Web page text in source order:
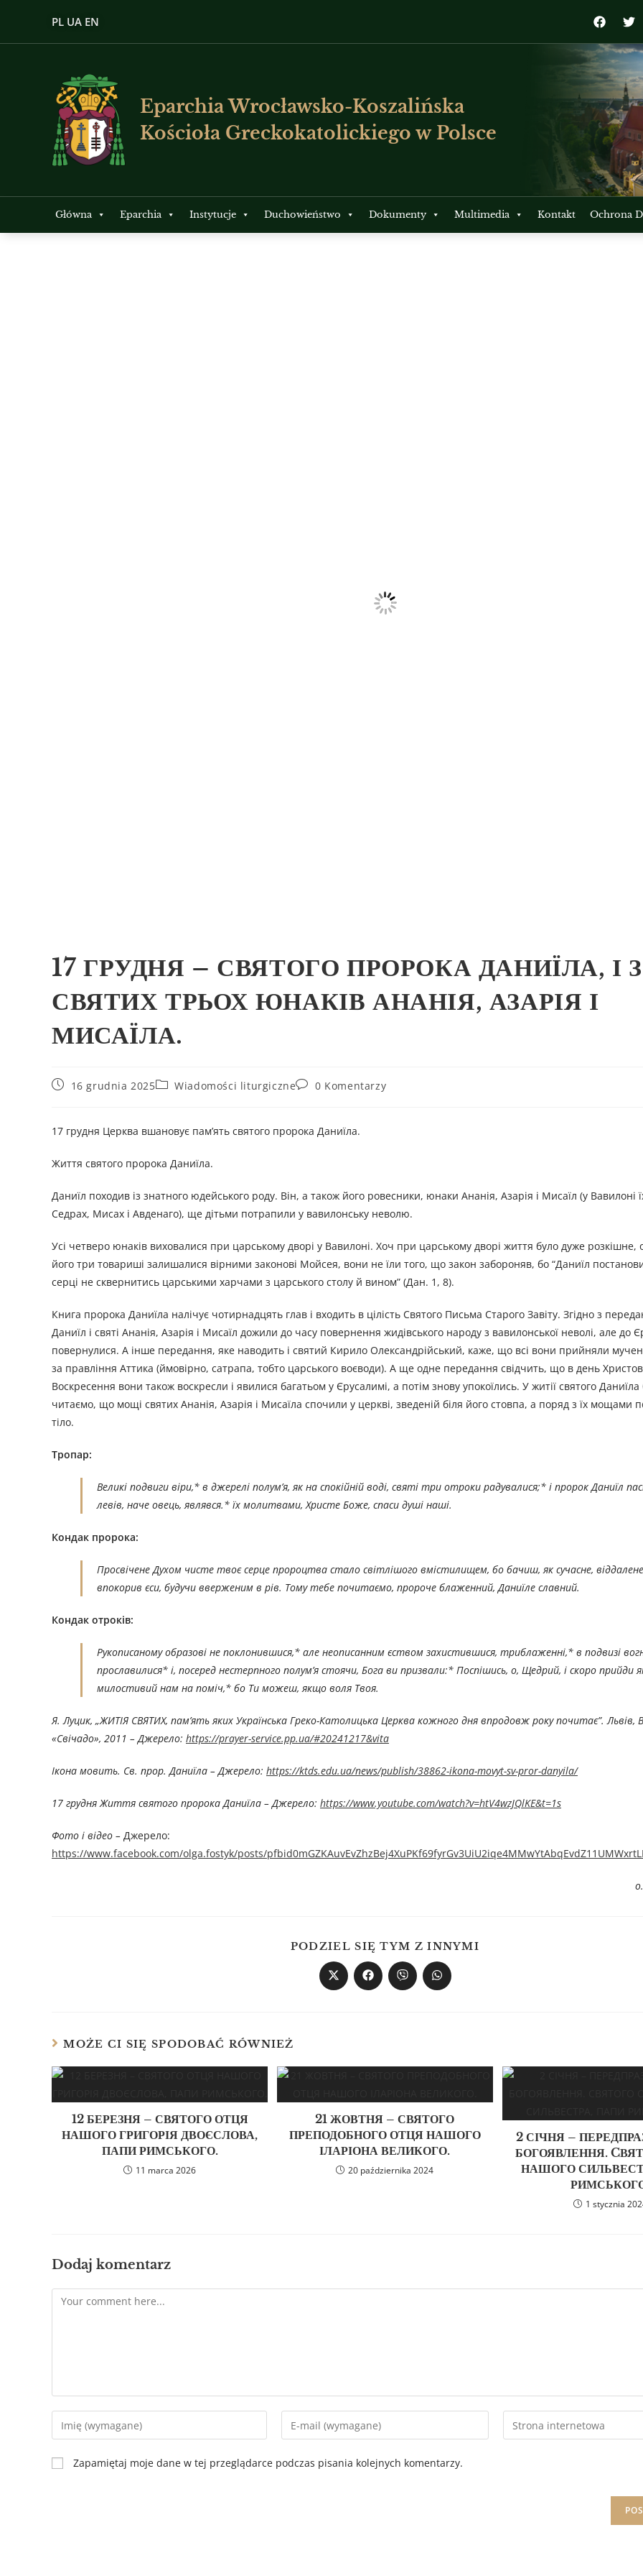
PL UA EN
Eparchia Wrocławsko-Koszalińska
Kościoła Greckokatolickiego w Polsce
Główna Eparchia Instytucje Duchowieństwo Dokumenty Multimedia Kontakt Ochrona
17 ГРУДНЯ – СВЯТОГО ПРОРОКА ДАНИЇЛА, І З
СВЯТИХ ТРЬОХ ЮНАКІВ АНАНІЯ, АЗАРІЯ І
МИСАЇЛА.
16 grudnia 2025 Wiadomości liturgiczne 0 Komentarzy
17 грудня Церква вшановує пам’ять святого пророка Даниїла.
Життя святого пророка Даниїла.
Даниїл походив із знатного юдейського роду. Він, а також його ровесники, юнаки Ананія, Азарія і Мисаїл (у Вавилоні
Седрах, Мисах і Авденаго), ще дітьми потрапили у вавилонську неволю.
Усі четверо юнаків виховалися при царському дворі у Вавилоні. Хоч при царському дворі життя було дуже розкішне,
його три товариші залишалися вірними законові Мойсея, вони не їли того, що закон забороняв, бо “Даниїл
серці не сквернитись царськими харчами з царського столу й вином” (Дан. 1, 8).
Книга пророка Даниїла налічує чотирнадцять глав і входить в цілість Святого Письма Старого Завіту. Згідно з
Даниїл і святі Ананія, Азарія і Мисаїл дожили до часу повернення жидівського народу з вавилонської неволі, але до
повернулися. А інше передання, яке наводить і святий Кирило Олександрійський, каже, що всі вони прийняли
за правління Аттика (ймовірно, сатрапа, тобто царського воєводи). А ще одне передання свідчить, що в день
Воскресення вони також воскресли і явилися багатьом у Єрусалимі, а потім знову упокоїлись. У житії святого
читаємо, що мощі святих Ананія, Азарія і Мисаїла спочили у церкві, зведеній біля його стовпа, а поряд з їх мощами
тіло.
Тропар:
Великі подвиги віри,* в джерелі полум’я, як на спокійній воді, святі три отроки радувалися;* і пророк Даниїл
левів, наче овець, являвся.* їх молитвами, Христе Боже, спаси душі наші.
Кондак пророка:
Просвічене Духом чисте твоє серце пророцтва стало світлішого вмістилищем, бо бачиш, як сучасне,
впокорив єси, будучи вверженим в рів. Тому тебе почитаємо, пророче блаженний, Даниїле славний.
Кондак oтроків:
Рукописаному образові не поклонившися,* але неописанним єством захистившися, триблаженні,* в подвизі
прославилися* і, посеред нестерпного полум’я стоячи, Бога ви призвали:* Поспішись, о, Щедрий, і скоро прийди
милостивий нам на поміч,* бо Ти можеш, якщо воля Твоя.
Я. Луцик, „ЖИТІЯ СВЯТИХ, пам’ять яких Українська Греко-Католицька Церква кожного дня впродовж року почитає”.
«Свічадо», 2011 – Джерелo: https://prayer-service.pp.ua/#20241217&vita
Ікона мовить. Св. прор. Даниїла – Джерелo: https://ktds.edu.ua/news/publish/38862-ikona-movyt-sv-pror-danyila/
17 грудня Життя святого пророка Даниїла – Джерелo: https://www.youtube.com/watch?v=htV4wzJQlKE&t=1s
Фото і відео – Джерелo:
https://www.facebook.com/olga.fostyk/posts/
PODZIEL SIĘ TYM Z INNYMI
MOŻE CI SIĘ SPODOBAĆ RÓWNIEŻ
12 БЕРЕЗНЯ – СВЯТОГО ОТЦЯ
НАШОГО ГРИГОРІЯ ДВОЄСЛОВА,
ПАПИ РИМСЬКОГО.
11 marca 2026
21 ЖОВТНЯ – СВЯТОГО
ПРЕПОДОБНОГО ОТЦЯ НАШОГО
ІЛАРІОНА ВЕЛИКОГО.
20 października 2024
2 СІЧНЯ –
БОГОЯВЛЕННЯ.
НАШОГО
1 stycznia
Dodaj komentarz
Zapamiętaj moje dane w tej przeglądarce podczas pisania kolejnych komentarzy.